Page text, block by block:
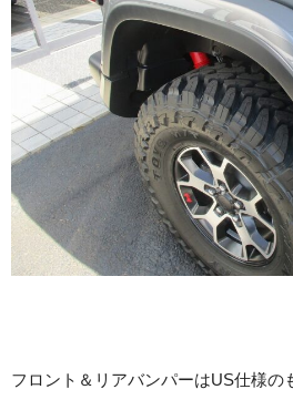
フロント＆リアバンパーはUS仕様の